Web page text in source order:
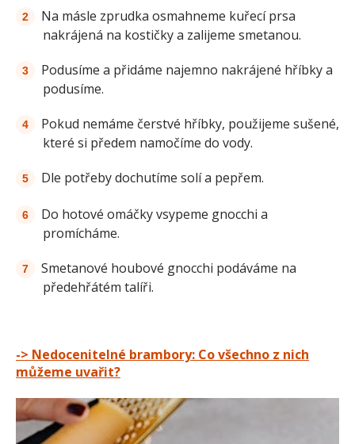
Na másle zprudka osmahneme kuřecí prsa
nakrájená na kostičky a zalijeme smetanou.
Podusíme a přidáme najemno nakrájené hříbky a
podusíme.
Pokud nemáme čerstvé hříbky, použijeme sušené,
které si předem namočíme do vody.
Dle potřeby dochutíme solí a pepřem.
Do hotové omáčky vsypeme gnocchi a
promícháme.
Smetanové houbové gnocchi podáváme na
předehřátém talíři.
-> Nedocenitelné brambory: Co všechno z nich
můžeme uvařit?